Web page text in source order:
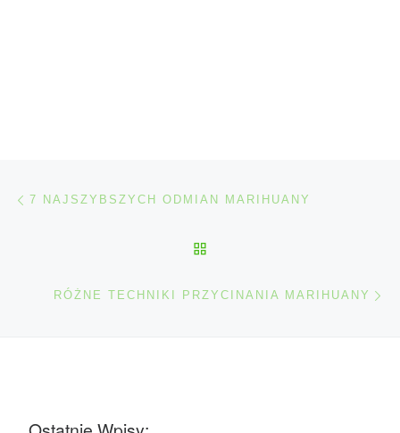
Nawigacja wpisu
7 NAJSZYBSZYCH ODMIAN MARIHUANY
RÓŻNE TECHNIKI PRZYCINANIA MARIHUANY